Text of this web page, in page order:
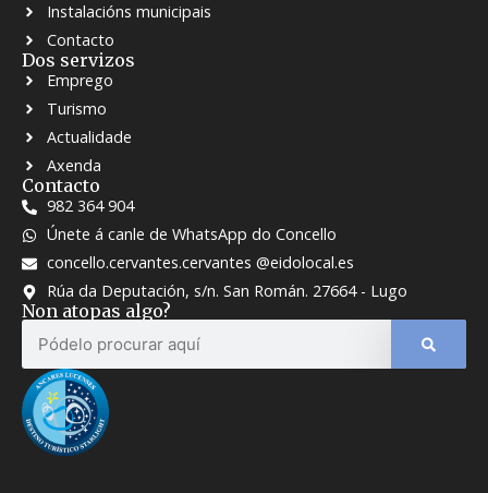
Instalacións municipais
Contacto
Dos servizos
Emprego
Turismo
Actualidade
Axenda
Contacto
982 364 904
Únete á canle de WhatsApp do Concello
concello.cervantes.cervantes @eidolocal.es
Rúa da Deputación, s/n. San Román. 27664 - Lugo
Non atopas algo?